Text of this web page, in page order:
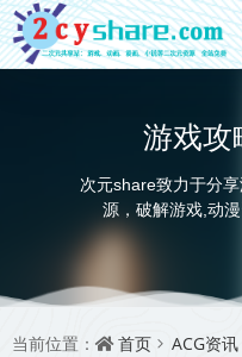
游戏攻
次元share致力于分
源，破解游戏,动
戏,switch游戏,金手
并
当前位置： 首页 ACG资讯